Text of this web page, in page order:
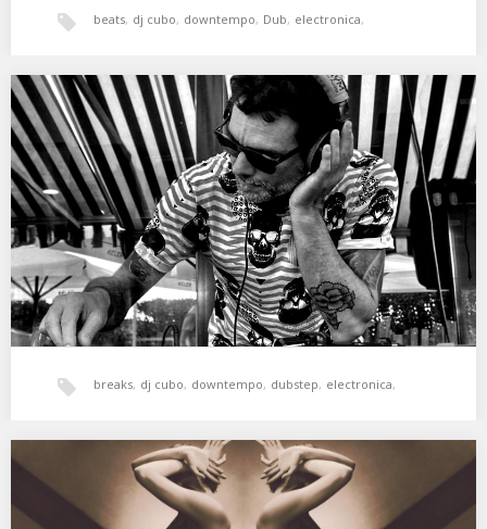
beats, dj cubo, downtempo, Dub, electronica,
experimental hala bedi psicodelia
xperimental sound system
ER Podcast 065 – Cubo (September 2021)
Eclectic Reactions · ER Podcast 065 – Cubo (September 2021)
Sesión de CUBO para el podcast…
breaks, dj cubo, downtempo, dubstep, electronica,
experimental, IDM , illbient psicodelia
Arimak 06 w. Cubo on Radio RapTz
Colaboración para el programa Arimak conducido por ВĒИ en